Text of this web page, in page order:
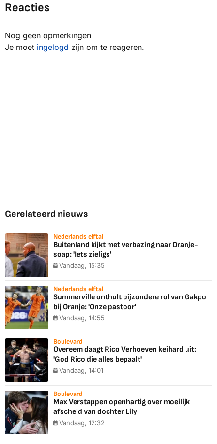
Reacties
Nog geen opmerkingen
Je moet ingelogd zijn om te reageren.
Gerelateerd nieuws
Nederlands elftal
Buitenland kijkt met verbazing naar Oranje-
soap: 'Iets zieligs'
Vandaag, 15:35
Nederlands elftal
Summerville onthult bijzondere rol van Gakpo
bij Oranje: 'Onze pastoor'
Vandaag, 14:55
Boulevard
Overeem daagt Rico Verhoeven keihard uit:
'God Rico die alles bepaalt'
Vandaag, 14:01
Boulevard
Max Verstappen openhartig over moeilijk
afscheid van dochter Lily
Vandaag, 12:32